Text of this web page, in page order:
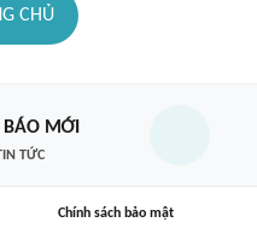
CHỦ
MỚI
TỨC
Chính sách bảo mật